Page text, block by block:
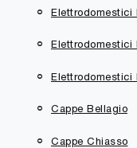
Elettrodomestici
Elettrodomestici
Elettrodomestici
Cappe Bellagio
Cappe Chiasso